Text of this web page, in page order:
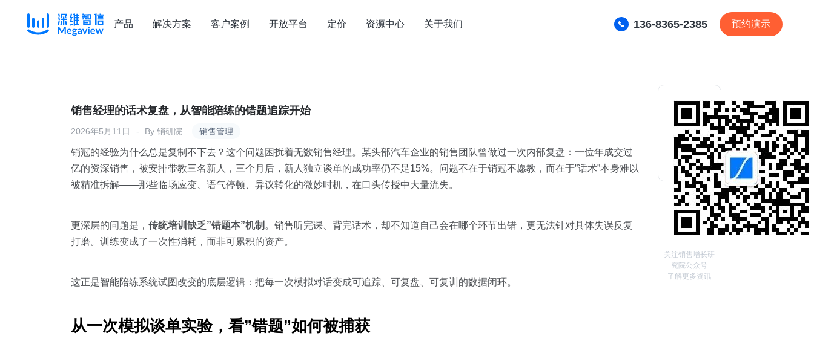
产品 解决方案 客户案例 开放平台 定价 资源中心 关于我们 136-8365-2385 预约演示
销售管理
销售经理的话术复盘，从智能陪练的错题追踪开始
2026年5月11日 By 销研院
销冠的经验为什么总是复制不下去？这个问题困扰着无数销售经理。某头部汽车企业的销售团队曾做过一次内部复盘：一位年成交过
亿的资深销售，被安排带教三名新人，三个月后，新人独立谈单的成功率仍不足15%。问题不在于销冠不愿教，而在于”话术”本身难以
被精准拆解——那些临场应变、语气停顿、异议转化的微妙时机，在口头传授中大量流失。
更深层的问题是， 传统培训缺乏”错题本”机制 。销售听完课、背完话术，却不知道自己会在哪个环节出错，更无法针对具体失误反复
打磨。训练变成了一次性消耗，而非可累积的资产。
这正是智能陪练系统试图改变的底层逻辑：把每一次模拟对话变成可追踪、可复盘、可复训的数据闭环。
从一次模拟谈单实验，看”错题”如何被捕获
关注销售增长研
究院公众号
了解更多资讯